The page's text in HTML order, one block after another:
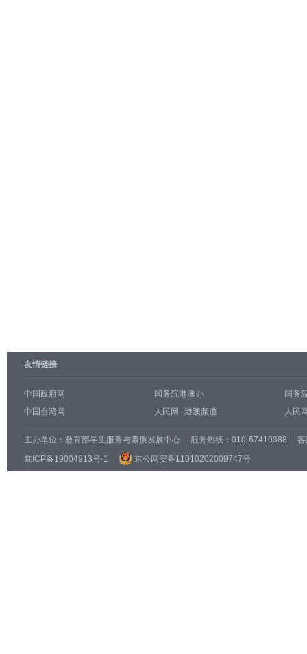
友情链接
中国政府网 国务院港澳办
国务
中国台湾网
人民网--港澳频道 人民
主办单位： 教育部学生服务与素质发展中心 服务热线：010-67410388 客
京ICP备19004913号-1
京公网安备11010202009747号